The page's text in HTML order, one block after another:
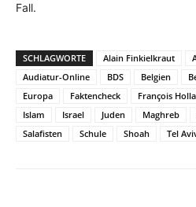
Fall.
SCHLAGWORTE Alain Finkielkraut
Audiatur-Online
BDS Belgien
Europa
Faktencheck François
Islam
Israel Juden Maghreb
Salafisten
Schule Shoah Tel